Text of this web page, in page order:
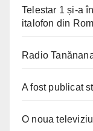
Telestar 1 și-a
italofon din
Radio
A fost publicat
O noua